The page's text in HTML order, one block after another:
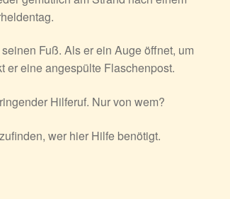
Fuß. Als er ein Auge öffnet, um
er eine angespülte Flaschenpost.
Hilferuf. Nur von wem?
wer hier Hilfe benötigt.